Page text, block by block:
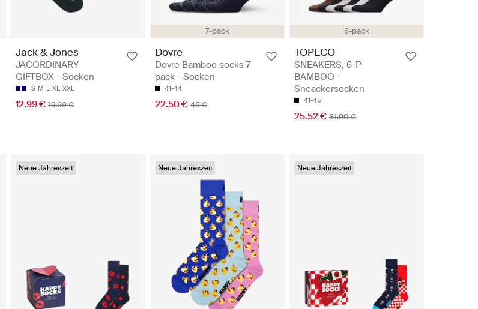
Jack & Jones
JACORDINARY
GIFTBOX - Socken
S M L XL XXL
12.99 € 19.99 €
7-pack
Dovre
Dovre Bamboo socks 7
pack - Socken
41-44
22.50 € 45 €
6-pack
TOPECO
SNEAKERS, 6-P
BAMBOO -
Sneackersocken
41-45
25.52 € 31.90 €
Neue Jahreszeit Neue Jahreszeit Neue Jahreszeit